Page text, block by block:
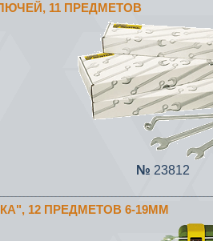
11 ПРЕДМЕТОВ
№ 23812
12 ПРЕДМЕТОВ 6-19ММ